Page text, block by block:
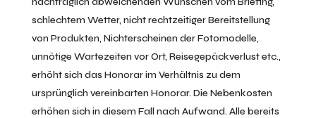
schlechtem Wetter, nicht rechtzeitiger Bereitstellung
von Produkten, Nichterscheinen der Fotomodelle,
unnötige Wartezeiten vor Ort, Reisegepäckverlust etc.,
erhöht sich das Honorar im Verhältnis zu dem
ursprünglich vereinbarten Honorar. Die Nebenkosten
erhöhen sich in diesem Fall nach Aufwand. Alle bereits